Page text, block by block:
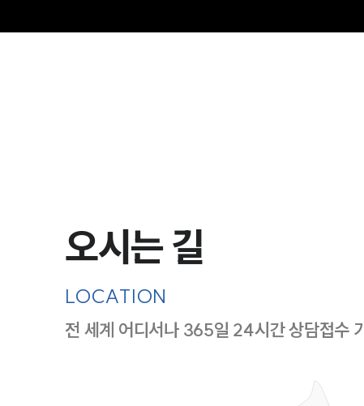
오시는 길
LOCATION
전 세계 어디서나 365일 24시간 상담접수